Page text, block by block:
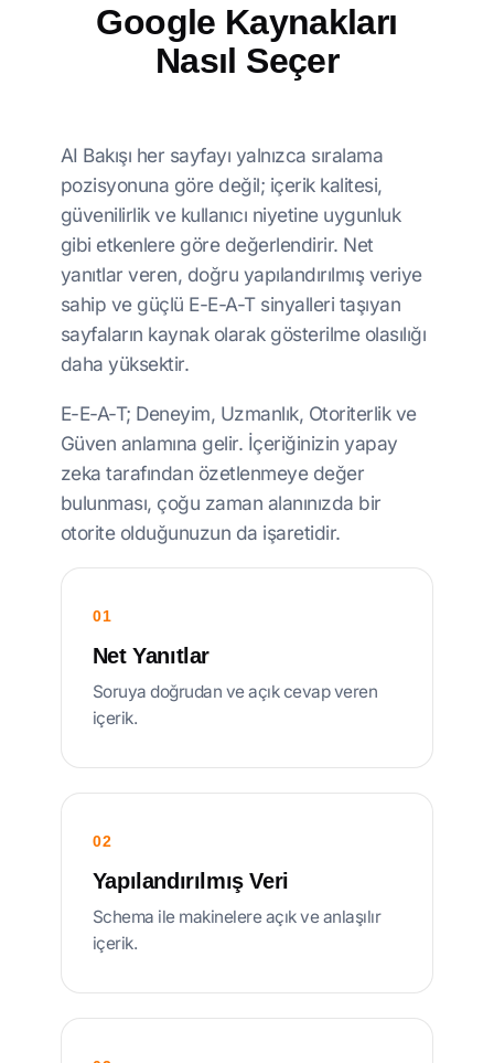
Google Kaynakları
Nasıl Seçer
AI Bakışı her sayfayı yalnızca sıralama
pozisyonuna göre değil; içerik kalitesi,
güvenilirlik ve kullanıcı niyetine uygunluk
gibi etkenlere göre değerlendirir. Net
yanıtlar veren, doğru yapılandırılmış veriye
sahip ve güçlü E-E-A-T sinyalleri taşıyan
sayfaların kaynak olarak gösterilme olasılığı
daha yüksektir.
E-E-A-T; Deneyim, Uzmanlık, Otoriterlik ve
Güven anlamına gelir. İçeriğinizin yapay
zeka tarafından özetlenmeye değer
bulunması, çoğu zaman alanınızda bir
otorite olduğunuzun da işaretidir.
01
Net Yanıtlar
Soruya doğrudan ve açık cevap veren
içerik.
02
Yapılandırılmış Veri
Schema ile makinelere açık ve anlaşılır
içerik.